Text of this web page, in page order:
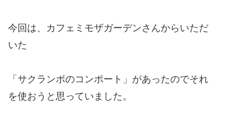
今回は、カフェミモザガーデンさんからいただ
いた
「サクランボのコンポート」があったのでそれ
を使おうと思っていました。